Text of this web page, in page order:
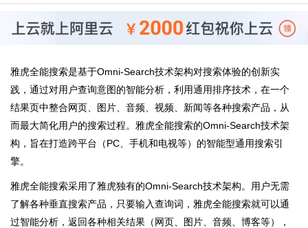
雅虎全能搜索是基于Omni-Search技术架构对搜索体验的创新实
践，通过对用户查询意图的智能分析，利用通用排序技术，在一个
结果页中整合网页、图片、音频、视频、新闻等各种搜索产品，从
而最大简化用户的搜索过程。雅虎全能搜索的Omni-Search技术架
构，旨在打造跨平台（PC、手机和电视等）的智能型通用搜索引
擎。
雅虎全能搜索采用了雅虎独有的Omni-Search技术架构。用户无需
了解各种垂直搜索产品，只要输入查询词，雅虎全能搜索就可以通
过智能分析，返回各种相关结果（网页、图片、音频、博客等），